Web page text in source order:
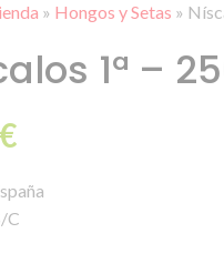
» Hongos y Setas »
1ª –
€
C